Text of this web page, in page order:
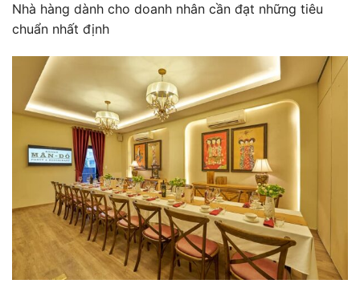
Nhà hàng dành cho doanh nhân cần đạt những tiêu
chuẩn nhất định